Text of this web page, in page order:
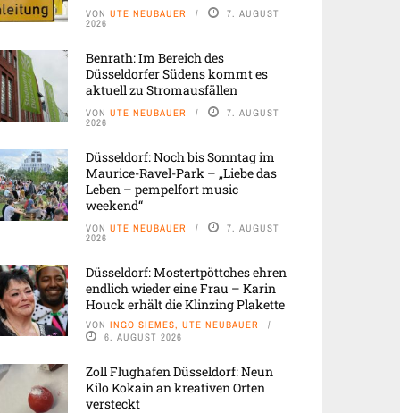
VON UTE NEUBAUER 7. AUGUST
2026
Benrath: Im Bereich des
Düsseldorfer Südens kommt es
aktuell zu Stromausfällen
VON UTE NEUBAUER 7. AUGUST
2026
Düsseldorf: Noch bis Sonntag im
Maurice-Ravel-Park – „Liebe das
Leben – pempelfort music
weekend“
VON UTE NEUBAUER 7. AUGUST
2026
Düsseldorf: Mostertpöttches ehren
endlich wieder eine Frau – Karin
Houck erhält die Klinzing Plakette
VON INGO SIEMES, UTE NEUBAUER
6. AUGUST 2026
Zoll Flughafen Düsseldorf: Neun
Kilo Kokain an kreativen Orten
versteckt